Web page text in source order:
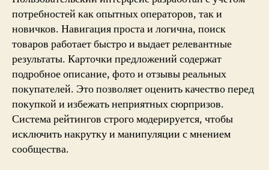
потребностей как опытных операторов, так и
новичков. Навигация проста и логична, поиск
товаров работает быстро и выдает релевантные
результаты. Карточки предложений содержат
подробное описание, фото и отзывы реальных
покупателей. Это позволяет оценить качество перед
покупкой и избежать неприятных сюрпризов.
Система рейтингов строго модерируется, чтобы
исключить накрутку и манипуляции с мнением
сообщества.